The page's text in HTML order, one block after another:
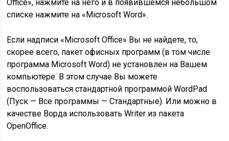
Office», нажмите на него и в появившемся небольшом
списке нажмите на «Microsoft Word».
Если надписи «Microsoft Office» Вы не найдете, то,
скорее всего, пакет офисных программ (в том числе
программа Microsoft Word) не установлен на Вашем
компьютере. В этом случае Вы можете
воспользоваться стандартной программой WordPad
(Пуск — Все программы — Стандартные). Или можно в
качестве Ворда использовать Writer из пакета
OpenOffice.